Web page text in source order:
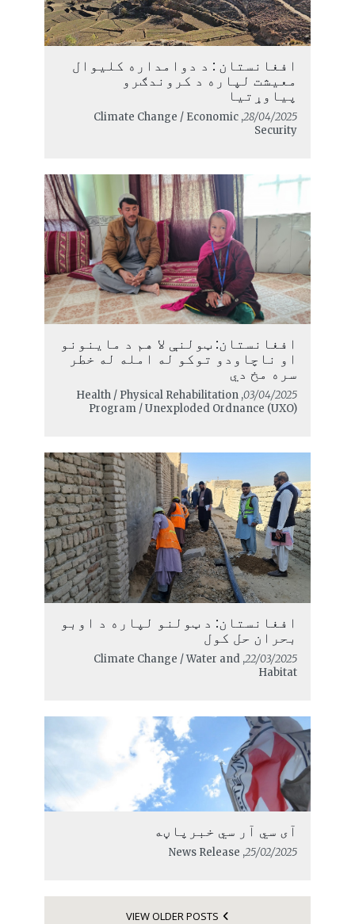
افغانستان : د دوامداره کلیوال
معیشت لپاره د کروندګرو
پیاوړتیا
28/04/2025
, Climate Change / Economic
Security
افغانستان: ټولنې لا هم د ماینونو
او ناچاودو توکو له امله له خطر
سره مخ دي
03/04/2025
, Health / Physical Rehabilitation
Program / Unexploded Ordnance (UXO)
افغانستان: د ټولنو لپاره د اوبو
بحران حل کول
22/03/2025
, Climate Change / Water and
Habitat
آی سي آر سي خبرپاڼه
25/02/2025
, News Release
VIEW OLDER POSTS